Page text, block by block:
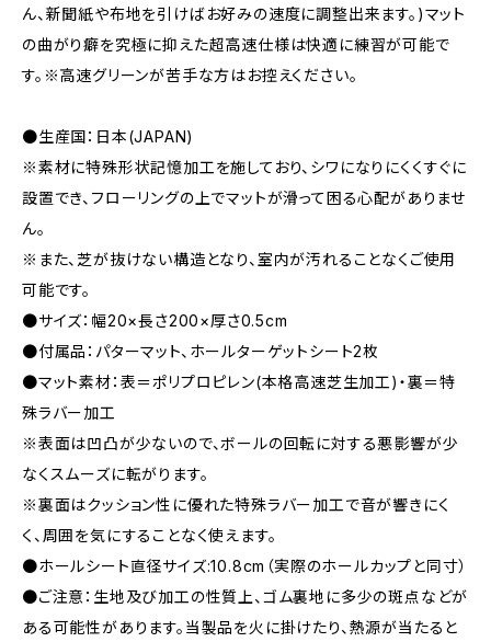
ん、新聞紙や布地を引けばお好みの速度に調整出来ます。)マット
の曲がり癖を究極に抑えた超高速仕様は快適に練習が可能で
す。※高速グリーンが苦手な方はお控えください。
●生産国：日本(JAPAN)
※素材に特殊形状記憶加工を施しており、シワになりにくくすぐに
設置でき、フローリングの上でマットが滑って困る心配がありませ
ん。
※また、芝が抜けない構造となり、室内が汚れることなくご使用
可能です。
●サイズ：幅20×長さ200×厚さ0.5cm
●付属品：パターマット、ホールターゲットシート2枚
●マット素材：表＝ポリプロピレン(本格高速芝生加工)・裏＝特
殊ラバー加工
※表面は凹凸が少ないので、ボールの回転に対する悪影響が少
なくスムーズに転がります。
※裏面はクッション性に優れた特殊ラバー加工で音が響きにく
く、周囲を気にすることなく使えます。
●ホールシート直径サイズ:10.8cm（実際のホールカップと同寸）
●ご注意：生地及び加工の性質上、ゴム裏地に多少の斑点などが
ある可能性があります。当製品を火に掛けたり、熱源が当たると